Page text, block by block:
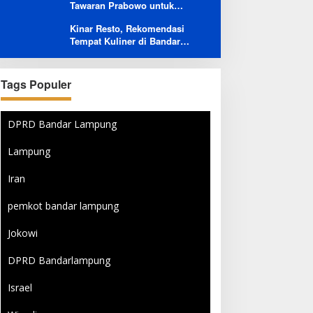
Buruk Layanan After-Sales
Tawaran Prabowo untuk
Penerbangan Langsung Rusia-
Indonesia
Kinar Resto, Rekomendasi
Tempat Kuliner di Bandar
dan Orang Tersayang
Tags Populer
DPRD Bandar Lampung
Lampung
Iran
pemkot bandar lampung
Jokowi
DPRD Bandarlampung
Israel